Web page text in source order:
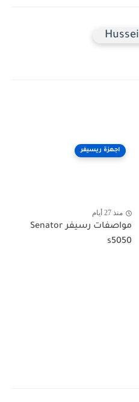
اجهزة ريسيفر
منذ 27 أيام
مواصفات رسيفر Senator
s5050